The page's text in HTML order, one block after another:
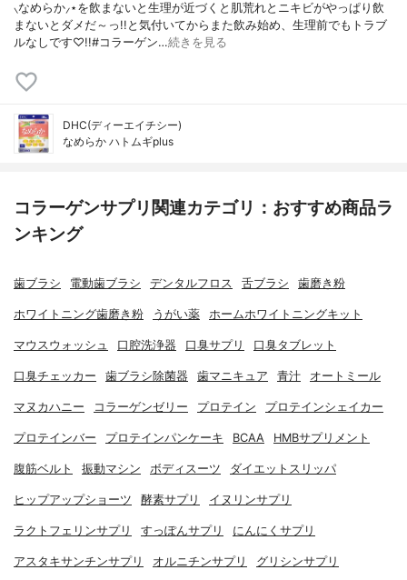
⸜なめらか⸝⋆を飲まないと生理が近づくと肌荒れとニキビがやっぱり飲
まないとダメだ～っ!!と気付いてからまた飲み始め、生理前でもトラブ
ルなしです♡!!#コラーゲン…続きを見る
DHC(ディーエイチシー)
なめらか ハトムギplus
コラーゲンサプリ関連カテゴリ：おすすめ商品ラ
ンキング
歯ブラシ 電動歯ブラシ デンタルフロス 舌ブラシ 歯磨き粉
ホワイトニング歯磨き粉 うがい薬 ホームホワイトニングキット
マウスウォッシュ 口腔洗浄器 口臭サプリ 口臭タブレット
口臭チェッカー 歯ブラシ除菌器 歯マニキュア 青汁 オートミール
マヌカハニー コラーゲンゼリー プロテイン プロテインシェイカー
プロテインバー プロテインパンケーキ BCAA HMBサプリメント
腹筋ベルト 振動マシン ボディスーツ ダイエットスリッパ
ヒップアップショーツ 酵素サプリ イヌリンサプリ
ラクトフェリンサプリ すっぽんサプリ にんにくサプリ
アスタキサンチンサプリ オルニチンサプリ グリシンサプリ